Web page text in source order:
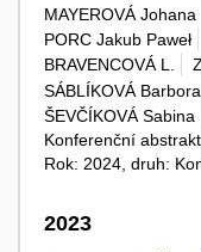
MAYEROVÁ Johana
PORC Jakub Paweł
BRAVENCOVÁ L.
SÁBLÍKOVÁ Barbora
ŠEVČÍKOVÁ Sabina
Konferenční
Rok: 2024, druh:
2023